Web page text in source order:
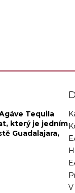
Tequila
který je jedním
Guadalajara,